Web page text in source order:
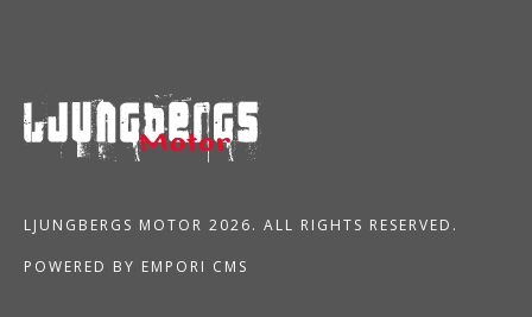
LJUNGBERGS MOTOR 2026. ALL RIGHTS RESERVED.
POWERED BY EMPORI CMS